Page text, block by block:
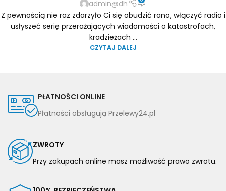
admin@dh
Z pewnością nie raz zdarzyło Ci się obudzić rano, włączyć radio i
usłyszeć serię przerażających wiadomości o katastrofach,
kradzieżach ...
CZYTAJ DALEJ
PŁATNOŚCI ONLINE
Płatności obsługują Przelewy24.pl
ZWROTY
Przy zakupach online masz możliwość prawo zwrotu.